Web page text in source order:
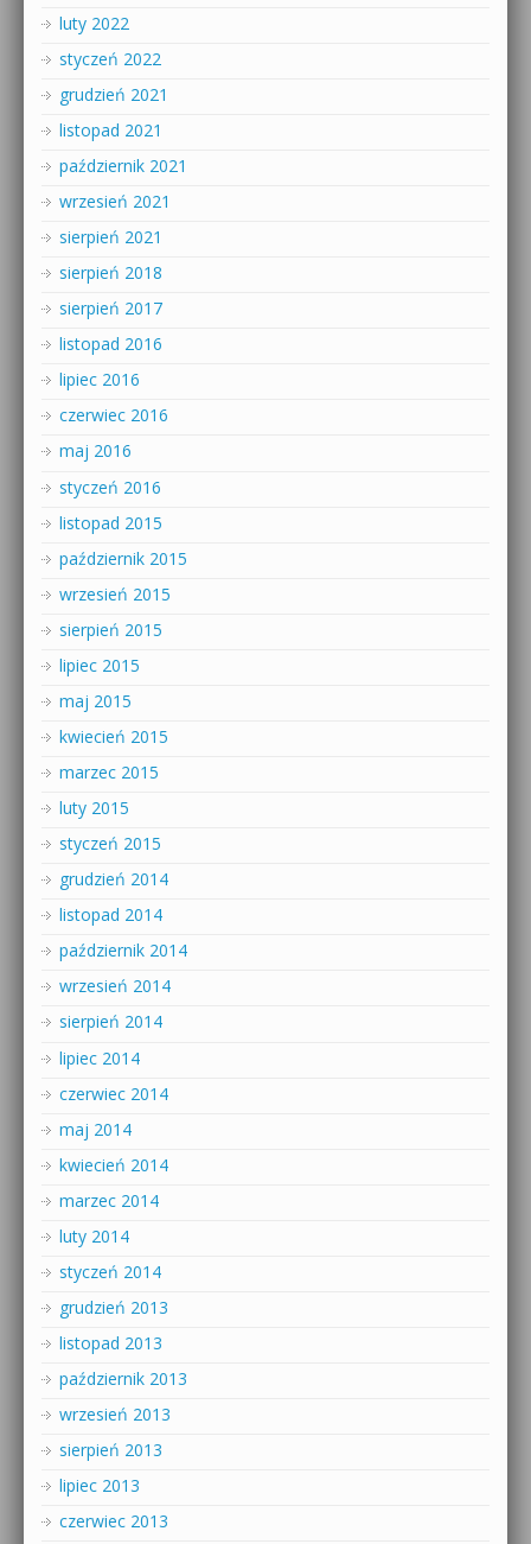
luty 2022
styczeń 2022
grudzień 2021
listopad 2021
październik 2021
wrzesień 2021
sierpień 2021
sierpień 2018
sierpień 2017
listopad 2016
lipiec 2016
czerwiec 2016
maj 2016
styczeń 2016
listopad 2015
październik 2015
wrzesień 2015
sierpień 2015
lipiec 2015
maj 2015
kwiecień 2015
marzec 2015
luty 2015
styczeń 2015
grudzień 2014
listopad 2014
październik 2014
wrzesień 2014
sierpień 2014
lipiec 2014
czerwiec 2014
maj 2014
kwiecień 2014
marzec 2014
luty 2014
styczeń 2014
grudzień 2013
listopad 2013
październik 2013
wrzesień 2013
sierpień 2013
lipiec 2013
czerwiec 2013